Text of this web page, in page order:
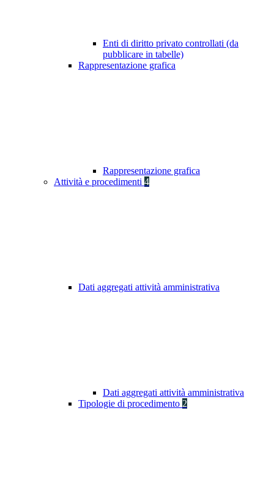
Enti di diritto privato controllati (da
pubblicare in tabelle)
Rappresentazione grafica
Rappresentazione grafica
Attività e procedimenti 4
Dati aggregati attività amministrativa
Dati aggregati attività amministrativa
Tipologie di procedimento 2